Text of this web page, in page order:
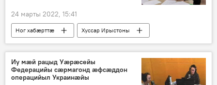
24 марты 2022, 15:41
Ног хабӕрттӕ
Хуссар Ирыстоны
Ахуырад
Иу мæй рацыд Уæрæсейы
Федерацийы сæрмагонд æфсæддон
операцийыл Украинæйы